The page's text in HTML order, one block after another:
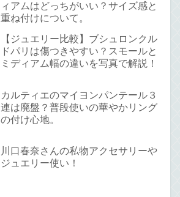
ィアムはどっちがいい？サイズ感と
重ね付けについて。
【ジュエリー比較】ブシュロンクル
ドパリは傷つきやすい？スモールと
ミディアム幅の違いを写真で解説！
カルティエのマイヨンパンテール３
連は廃盤？普段使いの華やかリング
の付け心地。
川口春奈さんの私物アクセサリーや
ジュエリー使い！